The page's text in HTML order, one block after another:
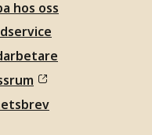
hos oss